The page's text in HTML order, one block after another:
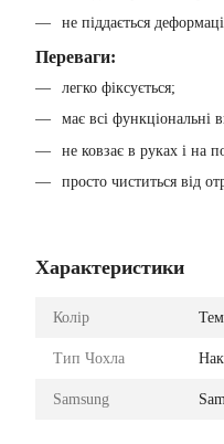
не піддається
Переваги:
легко фіксується;
має всі функціональні
не ковзає в руках і на
просто чиститься від
Характеристики
Колір
Тип Чохла
Samsung